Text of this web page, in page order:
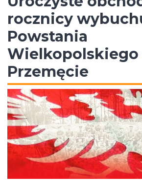
rocznicy
Powstania
Wielkopolskiego
Przemęcie